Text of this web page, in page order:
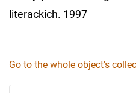
literackich. 1997
Go to the whole object's